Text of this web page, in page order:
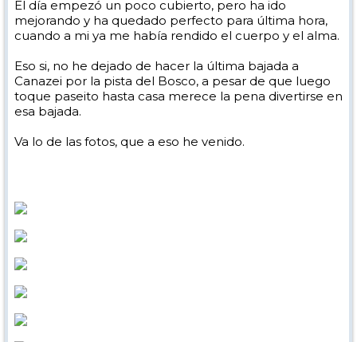
El día empezó un poco cubierto, pero ha ido
mejorando y ha quedado perfecto para última hora,
cuando a mi ya me había rendido el cuerpo y el alma.
Eso si, no he dejado de hacer la última bajada a
Canazei por la pista del Bosco, a pesar de que luego
toque paseito hasta casa merece la pena divertirse en
esa bajada.
Va lo de las fotos, que a eso he venido.